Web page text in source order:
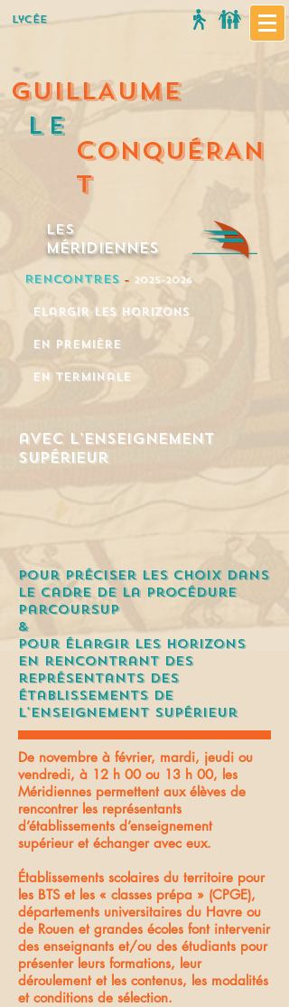
Lycée
GUILLAUME
Le
CONQUÉRAN
T
Les
méridiennes
Rencontres – 2025-2026
Elargir les horizons
En première
en terminale
avec l'enseignement
supérieur
Pour préciser les choix dans
le cadre de la procédure
Parcoursup
&
Pour élargir les horizons
en rencontrant des
représentants des
établissements de
l'enseignement supérieur
De novembre à février, mardi, jeudi ou
vendredi, à 12 h 00 ou 13 h 00, les
Méridiennes permettent aux élèves de
rencontrer les représentants
d’établissements d’enseignement
supérieur et échanger avec eux.
Établissements scolaires du territoire pour
les BTS et les « classes prépa » (CPGE),
départements universitaires du Havre ou
de Rouen et grandes écoles font intervenir
des enseignants et/ou des étudiants pour
présenter leurs formations, leur
déroulement et les contenus, les modalités
et conditions de sélection.